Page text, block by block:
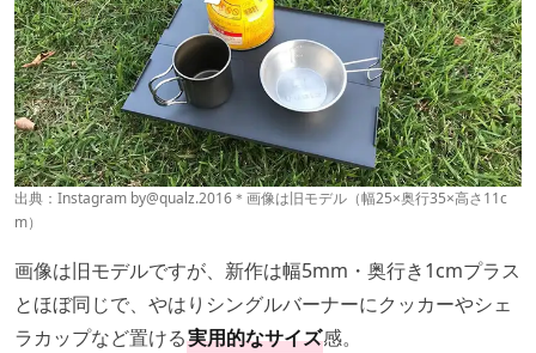
出典：Instagram by@qualz.2016＊画像は旧モデル（幅25×奥行35×高さ11c
m）
画像は旧モデルですが、新作は幅5mm・奥行き1cmプラス
とほぼ同じで、やはりシングルバーナーにクッカーやシェ
ラカップなど置ける実用的なサイズ感。